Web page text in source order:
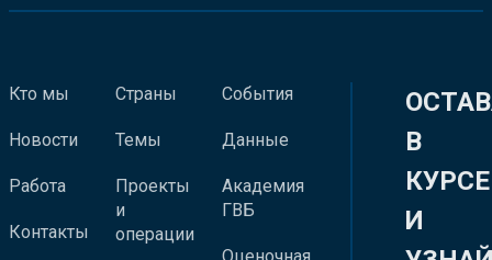
Кто мы
Новости
Работа
Контакты
Страны
Темы
Проекты
и
операции
События
Данные
Академия
ГВБ
В
КУРСЕ
И